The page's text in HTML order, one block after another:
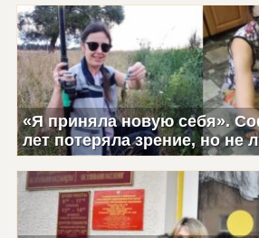
«Я приняла новую себя».
лет потеряла зрение, но не